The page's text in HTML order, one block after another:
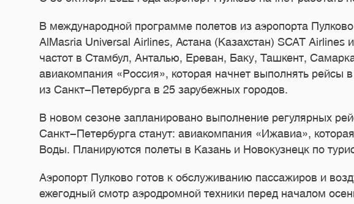
В международной программе полетов из аэропорта
AlMasria Universal Airlines, Астана (Казахстан) SCAT
частот в Стамбул, Анталью, Ереван, Баку, Ташкент,
авиакомпания «Россия», которая начнет выполнять рейсы
из Санкт-Петербурга в 25 зарубежных городов.
В новом сезоне запланировано выполнение регулярных
Санкт-Петербурга станут: авиакомпания «Ижавиа»,
Воды. Планируются полеты в Казань и Новокузнецк по
Аэропорт Пулково готов к обслуживанию пассажиров и
ежегодный смотр аэродромной техники перед началом